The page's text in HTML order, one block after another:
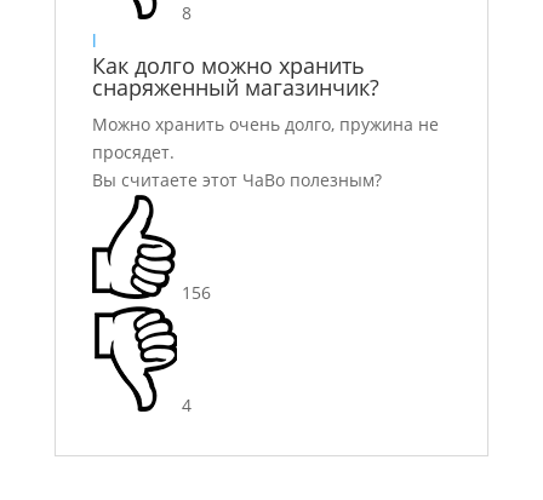
8
l
Как долго можно хранить
снаряженный магазинчик?
Можно хранить очень долго, пружина не
просядет.
Вы считаете этот ЧаВо полезным?
156
4